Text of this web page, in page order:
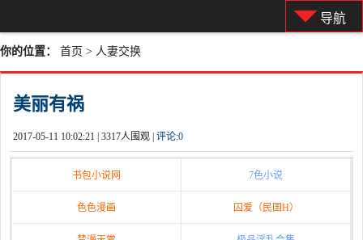
导航
你的位置： 首页 > 人妻交换
美丽有祸
2017-05-11 10:02:21 | 3317人围观 | 评论:0
书包小说网 7色小说
色色漫画 囚爱（民国H）